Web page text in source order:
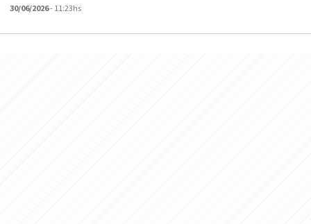
30/06/2026- 11:23hs